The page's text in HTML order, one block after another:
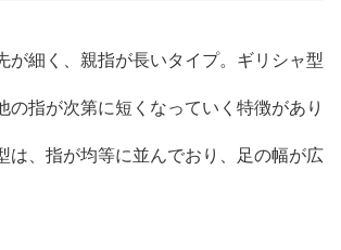
が細く、親指が長いタイプ。ギリシャ型
の指が次第に短くなっていく特徴があり
は、指が均等に並んでおり、足の幅が広